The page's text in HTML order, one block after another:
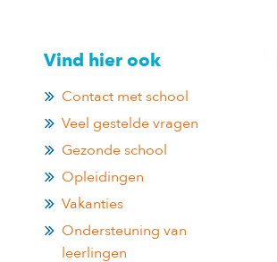
Vind hier ook
Contact met school
Veel gestelde vragen
Gezonde school
Opleidingen
Vakanties
Ondersteuning van
leerlingen